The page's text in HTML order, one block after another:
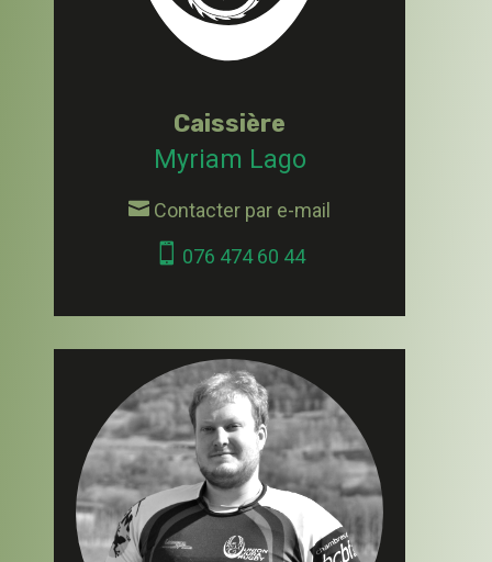
Caissière
Myriam Lago
 Contacter par e-mail
 076 474 60 44